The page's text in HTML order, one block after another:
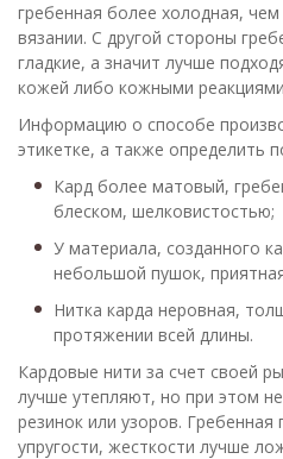
гребенная более холодная,
вязании. С другой стороны
гладкие, а значит лучше
кожей либо кожными
Информацию о способе
этикетке, а также определить
Кард более матовый,
блеском, шелковистостью;
У материала, созданного
небольшой пушок,
Нитка карда неровная,
протяжении всей длины.
Кардовые нити за счет своей
лучше утепляют, но при этом
резинок или узоров. Гребенная
упругости, жесткости лучше